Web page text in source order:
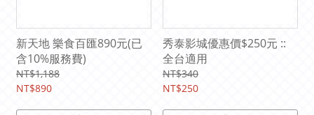
新天地 樂食百匯890元(已
含10%服務費)
NT$1,188
NT$890
秀泰影城優惠價$250元 ::
全台適用
NT$340
NT$250